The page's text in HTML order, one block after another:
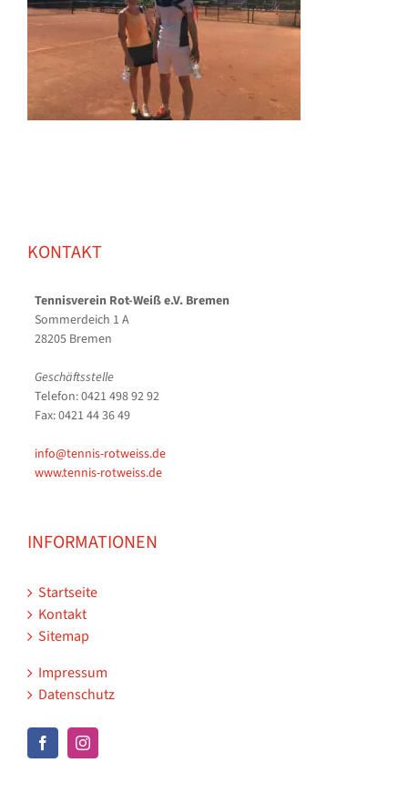
KONTAKT
Tennisverein Rot-Weiß e.V. Bremen
Sommerdeich 1 A
28205 Bremen
Geschäftsstelle
Telefon: 0421 498 92 92
Fax: 0421 44 36 49
info@tennis-rotweiss.de
www.tennis-rotweiss.de
INFORMATIONEN
Startseite
Kontakt
Sitemap
Impressum
Datenschutz